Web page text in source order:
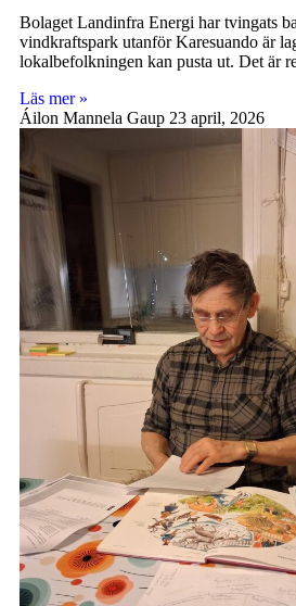
Bolaget Landinfra Energi har tvingats
vindkraftspark utanför Karesuando är
lokalbefolkningen kan pusta ut. Det är
Läs mer »
Áilon Mannela Gaup 23 april, 2026